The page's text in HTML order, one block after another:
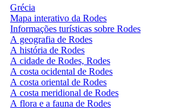
Grécia
Mapa interativo da Rodes
Informações turísticas sobre Rodes
A geografia de Rodes
A história de Rodes
A cidade de Rodes, Rodes
A costa ocidental de Rodes
A costa oriental de Rodes
A costa meridional de Rodes
A flora e a fauna de Rodes